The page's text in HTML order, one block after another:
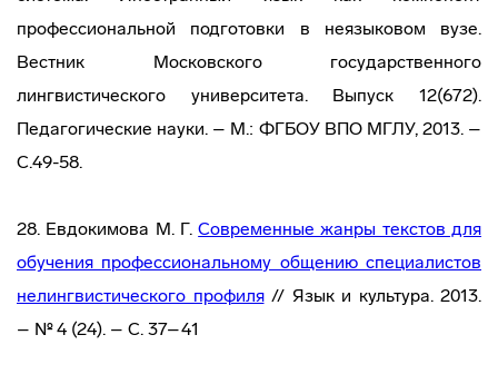
профессиональной подготовки в неязыковом вузе.
Вестник Московского государственного
лингвистического университета. Выпуск 12(672).
Педагогические науки. – М.: ФГБОУ ВПО МГЛУ, 2013. –
С.49-58.
28. Евдокимова М. Г.Современные жанры текстов для
обучения профессиональному общению специалистов
нелингвистического профиля// Язык и культура. 2013.
– № 4 (24). – C. 37–41